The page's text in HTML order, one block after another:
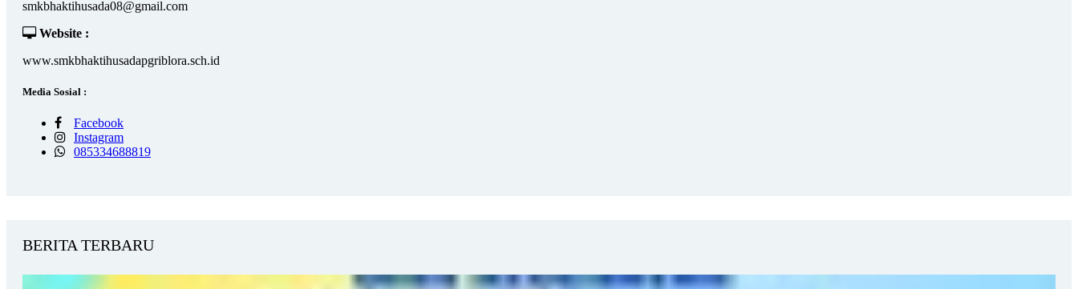
smkbhaktihusada08@gmail.com
Website :
www.smkbhaktihusadapgriblora.sch.id
Media Sosial :
Facebook
Instagram
085334688819
BERITA TERBARU